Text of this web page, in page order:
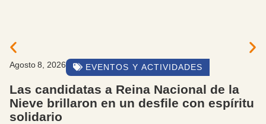
8, 2026 EVENTOS Y ACTIVIDADES
candidatas a Reina Nacional de la
brillaron en un desfile con espíritu